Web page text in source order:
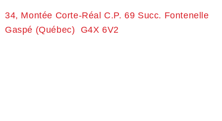
34, Montée Corte-Réal C.P. 69 Succ. Fontenelle
Gaspé (Québec) G4X 6V2